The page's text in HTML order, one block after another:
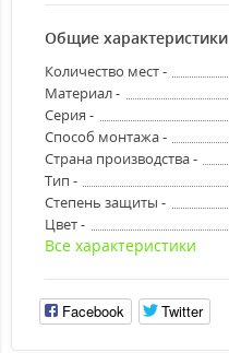
Общие характеристики
Количество мест -
Материал -
Серия -
Способ монтажа -
Страна производства -
Тип -
Степень защиты -
Цвет -
Все характеристики
Facebook Twitter